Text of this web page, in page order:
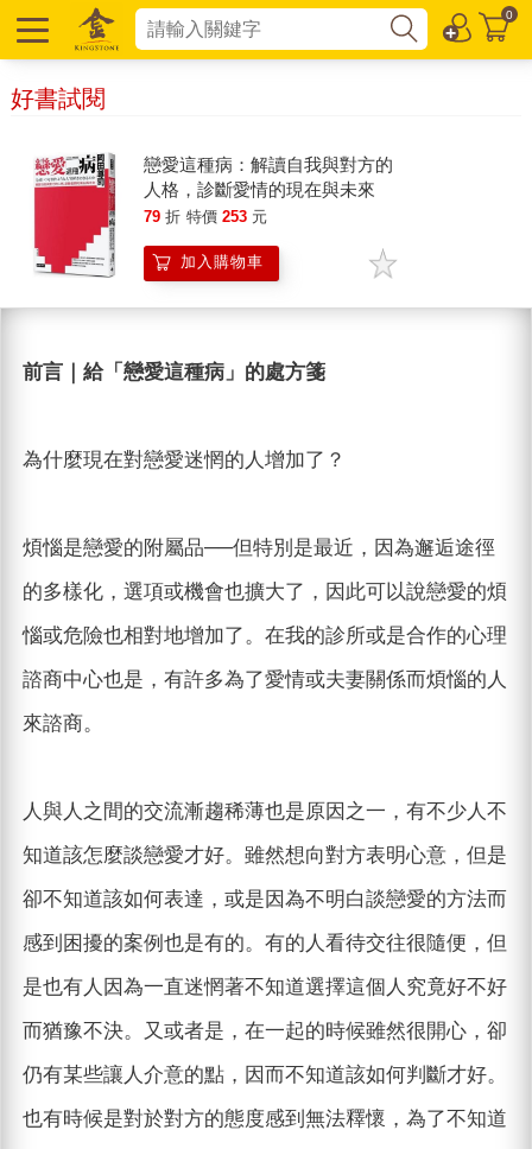
0
好書試閱
戀愛這種病：解讀自我與對方的
人格，診斷愛情的現在與未來
79 折 特價 253 元
加入購物車
前言｜給「戀愛這種病」的處方箋
為什麼現在對戀愛迷惘的人增加了？
煩惱是戀愛的附屬品──但特別是最近，因為邂逅途徑
的多樣化，選項或機會也擴大了，因此可以說戀愛的煩
惱或危險也相對地增加了。在我的診所或是合作的心理
諮商中心也是，有許多為了愛情或夫妻關係而煩惱的人
來諮商。
人與人之間的交流漸趨稀薄也是原因之一，有不少人不
知道該怎麼談戀愛才好。雖然想向對方表明心意，但是
卻不知道該如何表達，或是因為不明白談戀愛的方法而
感到困擾的案例也是有的。有的人看待交往很隨便，但
是也有人因為一直迷惘著不知道選擇這個人究竟好不好
而猶豫不決。又或者是，在一起的時候雖然很開心，卻
仍有某些讓人介意的點，因而不知道該如何判斷才好。
也有時候是對於對方的態度感到無法釋懷，為了不知道